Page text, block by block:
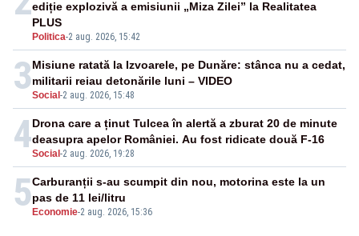
Politica-2 aug. 2026, 15:42
ediție explozivă a emisiunii „Miza Zilei” la Realitatea
PLUS
3Social -2 aug. 2026, 15:48
Misiune ratată la Izvoarele, pe Dunăre: stânca nu a cedat,
militarii reiau detonările luni – VIDEO
4Social -2 aug. 2026, 19:28
Drona care a ținut Tulcea în alertă a zburat 20 de minute
deasupra apelor României. Au fost ridicate două F-16
5 Economie-2 aug. 2026, 15:36
Carburanții s-au scumpit din nou, motorina este la un
pas de 11 lei/litru